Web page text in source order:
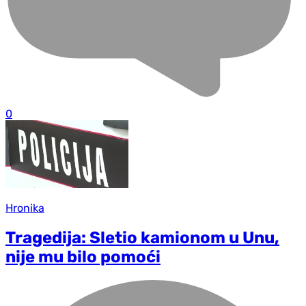
0
Hronika
Tragedija: Sletio kamionom u Unu,
nije mu bilo pomoći